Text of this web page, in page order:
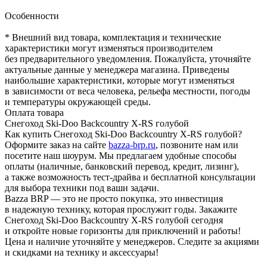
Особенности
* Внешний вид товара, комплектация и технические
характеристики могут изменяться производителем
без предварительного уведомления. Пожалуйста, уточняйте
актуальные данные у менеджера магазина. Приведены
наибольшие характеристики, которые могут изменяться
в зависимости от веса человека, рельефа местности, погоды
и температуры окружающей среды.
Оплата товара
Снегоход Ski-Doo Backcountry X-RS голубой
Как купить Снегоход Ski-Doo Backcountry X-RS голубой?
Оформите заказ на сайте bazza-brp.ru, позвоните нам или
посетите наш шоурум. Мы предлагаем удобные способы
оплаты (наличные, банковский перевод, кредит, лизинг),
а также возможность тест-драйва и бесплатной консультации
для выбора техники под ваши задачи.
Bazza BRP — это не просто покупка, это инвестиция
в надежную технику, которая прослужит годы. Закажите
Снегоход Ski-Doo Backcountry X-RS голубой сегодня
и откройте новые горизонты для приключений и работы!
Цена и наличие уточняйте у менеджеров. Следите за акциями
и скидками на технику и аксессуары!